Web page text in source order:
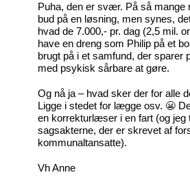
Puha, den er svær. På så mange
bud på en løsning, men synes,
hvad de 7.000,- pr. dag (2,5 mil.
have en dreng som Philip på et
brugt på i et samfund, der sparer
med psykisk sårbare at gøre.
Og nå ja – hvad sker der for alle
Ligge i stedet for lægge osv. 😬
en korrekturlæser i en fart (og jeg
sagsakterne, der er skrevet af
kommunaltansatte).
Vh Anne